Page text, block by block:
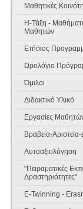
Εισαγωγή
Γυμνασίου
Γυμνασίου
Δεξιοτήτων
Μαθητικές
Έννοιες Σκοπός
Όργανα Σύνθεση
σχολική ζωή
Πενταμελή
Συμβούλιο
Η-Τάξη -
Μαθητών
Ετήσιος
Ωρολόγιο
Διδακτικό Ωράριο
Όμιλοι
Κανονισμός
Όμιλοι 2024-2025
Όμιλοι 2023-
Όμιλοι 2022-
Διδακτικό Υλικό
Α Γυμνασίου
Μαθηματικά
Οικιακή
Μαθηματικά
Φυσική
Γ Γυμνασίου
Μαθηματικά
Εργασίες
Εργασίες
Ετών
Βραβεία-Αριστεία-
Διακρίσεις
Διακρίσεις
Αυτοαξιολόγηση
"Πειραματικές
Δραστηριότητες"
Ημερίδες -
E-Twinning -